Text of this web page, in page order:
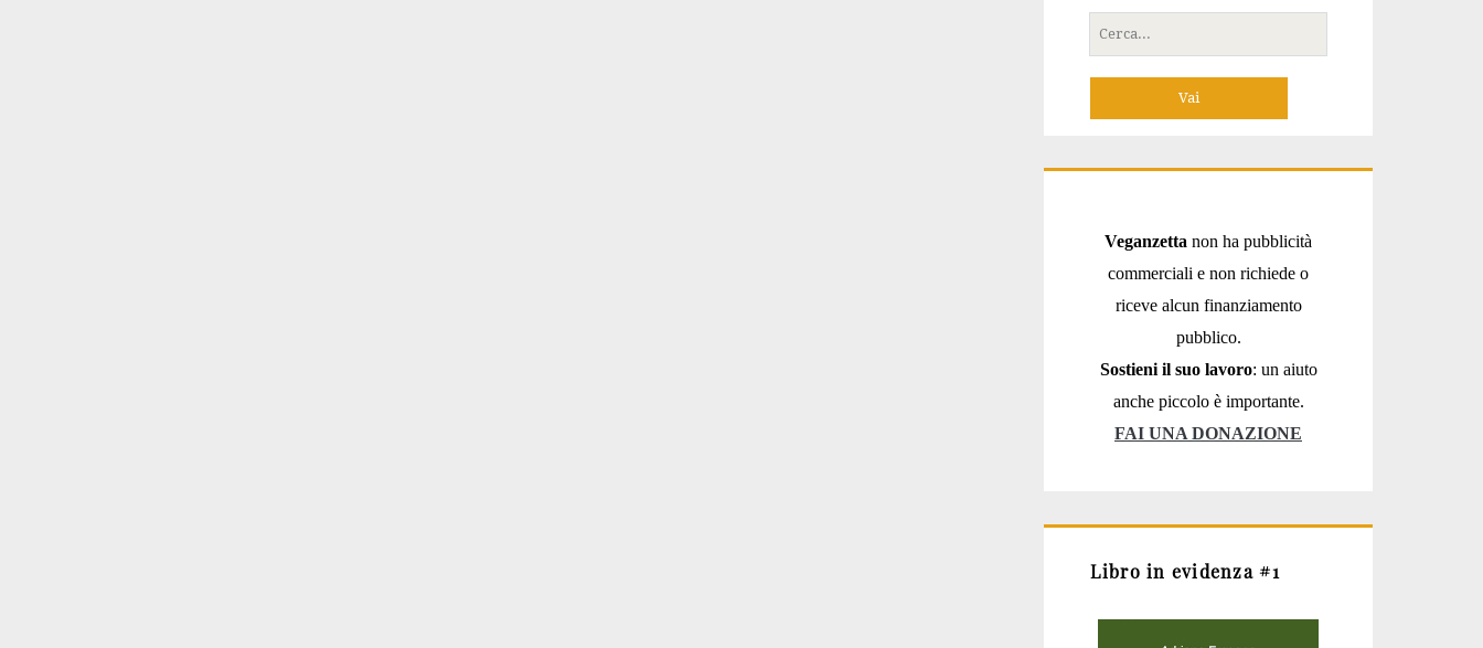
Cerca
per:
Veganzetta non ha pubblicità
commerciali e non richiede o
riceve alcun finanziamento
pubblico.
Sostieni il suo lavoro: un aiuto
anche piccolo è importante.
FAI UNA DONAZIONE
Libro in evidenza #1